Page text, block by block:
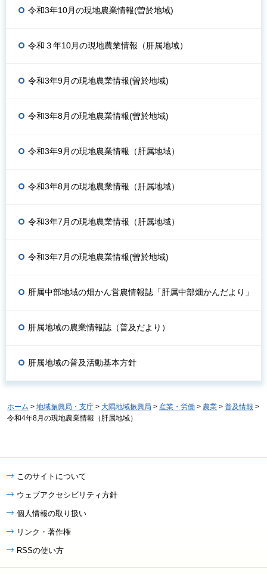
令和3年10月の現地農業情報(曽於地域)
令和３年10月の現地農業情報（肝属地域）
令和3年9月の現地農業情報(曽於地域)
令和3年8月の現地農業情報(曽於地域)
令和3年9月の現地農業情報（肝属地域）
令和3年8月の現地農業情報（肝属地域）
令和3年7月の現地農業情報（肝属地域）
令和3年7月の現地農業情報(曽於地域)
肝属中部地域の畑かん営農情報誌「肝属中部畑かんだより」
肝属地域の農業情報誌（普及だより）
肝属地域の普及活動基本方針
ホーム > 地域振興局・支庁 > 大隅地域振興局 > 産業・労働 > 農業 > 普及情報 >
令和4年8月の現地農業情報（肝属地域）
このサイトについて
ウェブアクセシビリティ方針
個人情報の取り扱い
リンク・著作権
RSSの使い方